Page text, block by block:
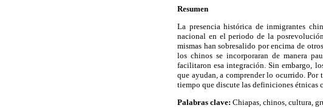
Resumen
La presencia histórica de inmigrantes
nacional en el periodo de la
mismas han sobresalido por encima de
los chinos se incorporaran de manera
facilitaron esa integración. Sin embargo,
que ayudan, a comprender lo ocurrido.
tiempo que discute las definiciones étnicas
Palabras clave: Chiapas, chinos, cultura,